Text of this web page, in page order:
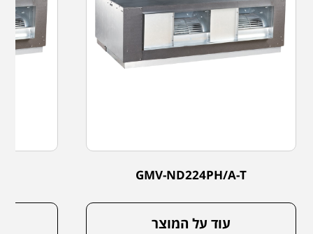
GMV-ND224PH/A-T
עוד על המוצר